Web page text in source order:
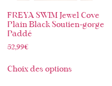
FREYA SWIM Jewel Cove
Plain Black Soutien-gorge
Paddé
52,99€
Choix des options